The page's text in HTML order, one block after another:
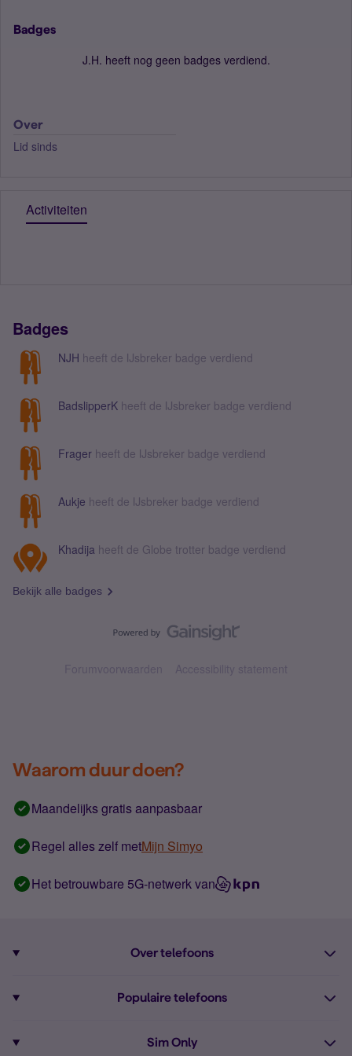
Badges
J.H. heeft nog geen badges verdiend.
Over
Lid sinds
Activiteiten
Badges
NJH heeft de IJsbreker badge verdiend
BadslipperK heeft de IJsbreker badge verdiend
Frager heeft de IJsbreker badge verdiend
Aukje heeft de IJsbreker badge verdiend
Khadija heeft de Globe trotter badge verdiend
Bekijk alle badges
Forumvoorwaarden Accessibility statement
Waarom duur doen?
Maandelijks gratis aanpasbaar
Regel alles zelf metMijn Simyo
Het betrouwbare 5G-netwerk van
Over telefoons
Alle telefoons
Populaire telefoons
Sim Only